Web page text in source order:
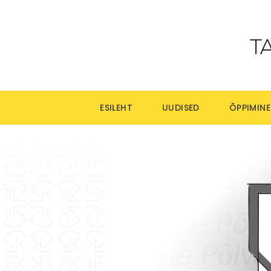
ESILEHT UUDISED ÕPPIMINE